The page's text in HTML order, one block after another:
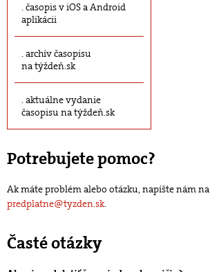
časopis v iOS a Android
aplikácii
archív časopisu
na týždeň.sk
aktuálne vydanie
časopisu na týždeň.sk
Potrebujete pomoc?
Ak máte problém alebo otázku, napíšte nám na
predplatne@tyzden.sk.
Časté otázky